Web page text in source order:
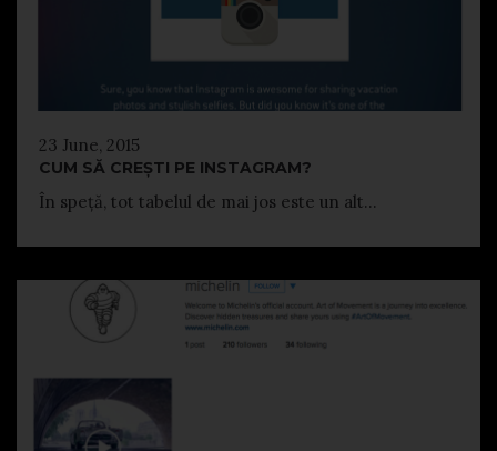
23 June, 2015
CUM SĂ CREȘTI PE INSTAGRAM?
În speță, tot tabelul de mai jos este un alt...